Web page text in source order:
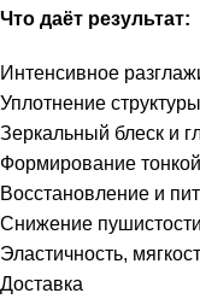
Что даёт результат:
Интенсивное
Уплотнение
Зеркальный блеск и
Формирование
Восстановление и
Снижение
Эластичность,
Доставка